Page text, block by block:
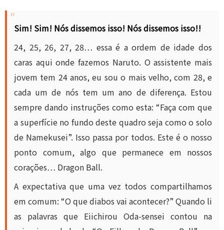
Sim! Sim! Nós dissemos isso! Nós dissemos isso!!
24, 25, 26, 27, 28… essa é a ordem de idade dos
caras aqui onde fazemos Naruto. O assistente mais
jovem tem 24 anos, eu sou o mais velho, com 28, e
cada um de nós tem um ano de diferença. Estou
sempre dando instruções como esta: “Faça com que
a superfície no fundo deste quadro seja como o solo
de Namekusei”. Isso passa por todos. Este é o nosso
ponto comum, algo que permanece em nossos
corações… Dragon Ball.
A expectativa que uma vez todos compartilhamos
em comum: “O que diabos vai acontecer?” Quando li
as palavras que Eiichirou Oda-sensei contou na